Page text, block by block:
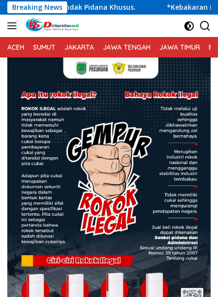
Langsung
ke
konten
Breaking News
Khusus. *Kebakaran Kompleks Pasar Jagong, 96
ACEH SUMUT JAKARTA JAWA TENGAH JAWA TIMUR